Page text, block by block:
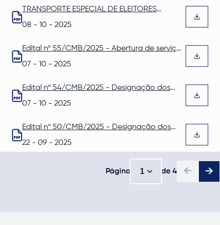
TRANSPORTE ESPECIAL DE ELEITORES
ORGANIZADO POR ENTIDADES PÚBLICAS
08 - 10 - 2025
Abre num novo separador
Edital nº 55/CMB/2025 - Abertura de serviços
públicos
07 - 10 - 2025
Abre num novo separador
Edital nº 54/CMB/2025 - Designação dos
membros da Assembleia de Apuramento
07 - 10 - 2025
Abre num novo separador
Edital nº 50/CMB/2025 - Designação dos
membros das mesas
22 - 09 - 2025
Abre num novo separador
Página 1
1 de 4